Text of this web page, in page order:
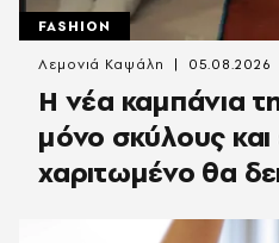
FASHION
Η νέα καμπάνια
μόνο σκύλους και
χαριτωμένο θα
Λεμονιά Καψάλη 05.08.2026